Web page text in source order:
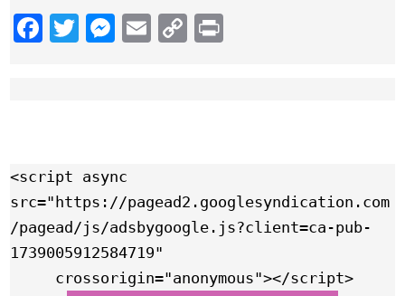
Facebook
TwitterMessenger
EmailCopy
<script async
src="https://pagead2.googlesyndication.com
/pagead/js/adsbygoogle.js?client=ca-pub-
1739005912584719"
     crossorigin="anonymous"></script>